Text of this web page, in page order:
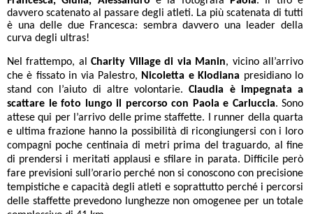
davvero scatenato al passare degli atleti. La più scatenata di tutti
è una delle due Francesca: sembra davvero una leader della
curva degli ultras!
Nel frattempo, alCharity Village di via Manin, vicino all’arrivo
che è fissato in via Palestro, Nicoletta e Klodiana presidiano lo
stand con l’aiuto di altre volontarie.Claudia è impegnata a
scattare le foto lungo il percorso con Paola e Carluccia. Sono
attese qui per l’arrivo delle prime staffette. I runner della quarta
e ultima frazione hanno la possibilità di ricongiungersi con i loro
compagni poche centinaia di metri prima del traguardo, al fine
di prendersi i meritati applausi e sfilare in parata. Difficile però
fare previsioni sull’orario perché non si conoscono con precisione
tempistiche e capacità degli atleti e soprattutto perché i percorsi
delle staffette prevedono lunghezze non omogenee per un totale